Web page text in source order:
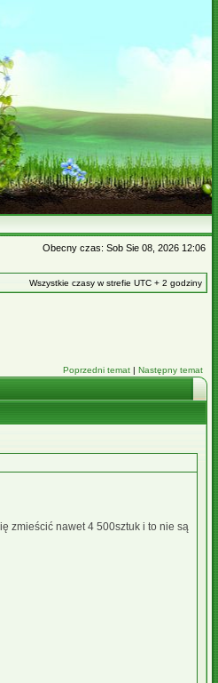
Obecny czas: Sob Sie 08, 2026 12:06
Wszystkie czasy w strefie UTC + 2 godziny
Poprzedni temat | Następny temat
zmieścić nawet 4 500sztuk i to nie są